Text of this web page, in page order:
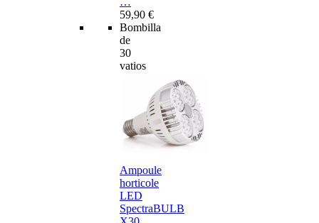
59,90 €
Bombilla
de
30
vatios
Ampoule
horticole
LED
SpectraBULB